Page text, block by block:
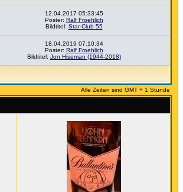
12.04.2017 05:33:45
Poster: Ralf Froehlich
Bildtitel: Star-Club 55
18.04.2019 07:10:34
Poster: Ralf Froehlich
Bildtitel: Jon Hiseman (1944-2018)
Alle Zeiten sind GMT + 1 Stunde